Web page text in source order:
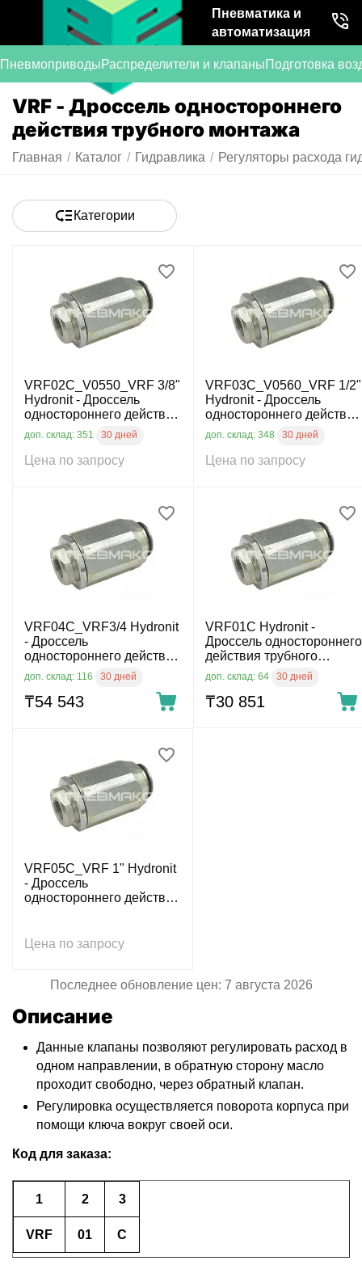
Пневматика и
автоматизация
ПневмоприводыРаспределители и клапаныПодготовка
VRF - Дроссель одностороннего
действия трубного монтажа
Главная / Каталог / Гидравлика / Регуляторы расхода
Категории
VRF02C_V0550_VRF 3/8"
Hydronit - Дроссель
одностороннего действия
трубного монтажа, G3/8",
25л/мин, 350бар
доп. склад: 351 30 дней
Цена по запросу
VRF03C_V0560_VRF 1/2"
Hydronit - Дроссель
одностороннего действия
трубного монтажа, G1/2",
45л/мин, 350бар
доп. склад: 348 30 дней
Цена по запросу
VRF04C_VRF3/4 Hydronit
- Дроссель
одностороннего действия
трубного монтажа, G3/4",
70л/мин, 300бар
доп. склад: 116 30 дней
₸54 543
VRF01C Hydronit -
Дроссель одностороннего
действия трубного
монтажа, G1/4", 25л/мин,
350бар
доп. склад: 64 30 дней
₸30 851
VRF05C_VRF 1" Hydronit
- Дроссель
одностороннего действия
Цена по запросу
Последнее обновление цен: 7 августа 2026
Описание
Данные клапаны позволяют регулировать расход в
одном направлении, в обратную сторону масло
проходит свободно, через обратный клапан.
Регулировка осуществляется поворота корпуса при
помощи ключа вокруг своей оси.
Код для заказа:
1 2 3
VRF 01 C